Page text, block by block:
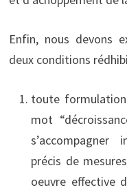
Enfin, nous devons
deux conditions
toute
mot
s’accompagner
précis de
oeuvre effective